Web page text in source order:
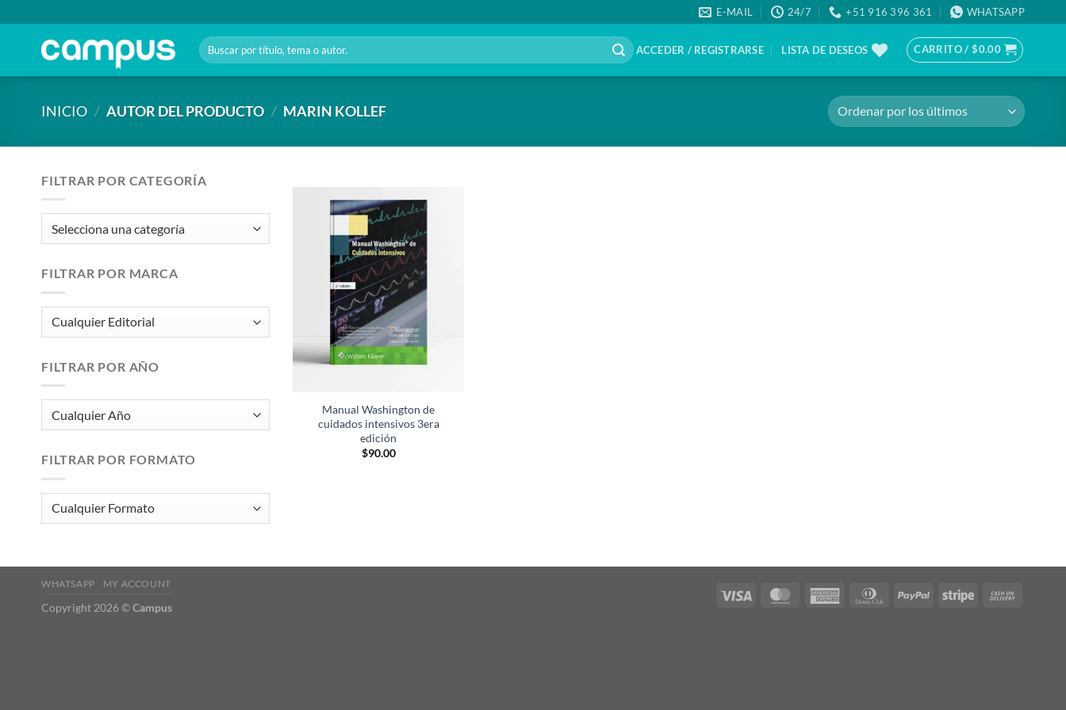
al
contenido
E-MAIL 24/7 +51 916 396 361 WHATSAPP
Buscar
por:
ACCEDER / REGISTRARSE LISTA DE DESEOS CARRITO /$0.00
INICIO / AUTOR DEL PRODUCTO / MARIN KOLLEF
FILTRAR POR CATEGORÍA
FILTRAR POR MARCA
FILTRAR POR AÑO
FILTRAR POR FORMATO
Añadir
lista de
deseos
Manual Washington de
cuidados intensivos 3era
edición
$90.00
WHATSAPP MY ACCOUNT
Copyright 2026 ©Campus